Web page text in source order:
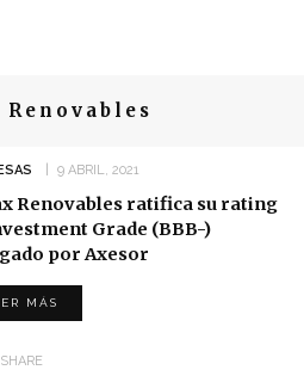
Renovables
9 ABRIL, 2021
Renovables ratifica su rating
Grade (BBB-)
por Axesor
MÁS
SHARE